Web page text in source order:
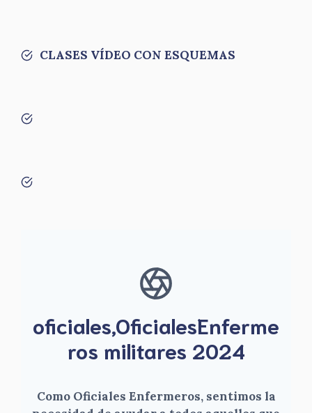
CLASES VÍDEO CON ESQUEMAS
oficiales,OficialesEnferme
ros militares 2024
Como Oficiales Enfermeros, sentimos la